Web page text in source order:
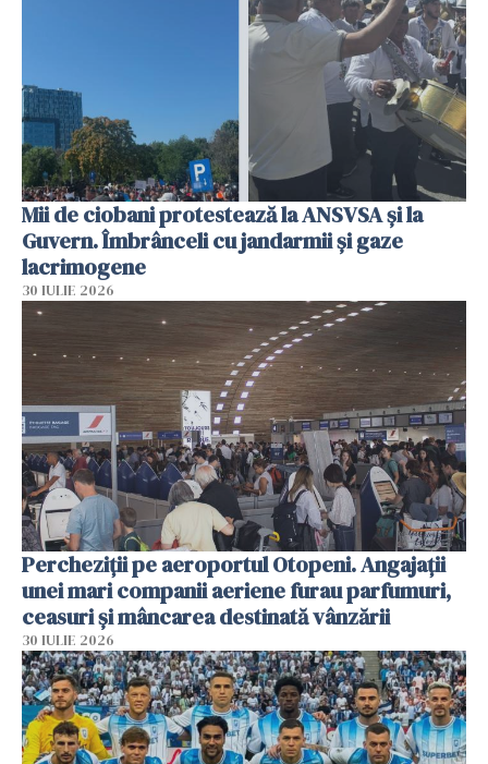
Mii de ciobani protestează la ANSVSA și la
Guvern. Îmbrânceli cu jandarmii și gaze
lacrimogene
30 IULIE 2026
Percheziții pe aeroportul Otopeni. Angajații
unei mari companii aeriene furau parfumuri,
ceasuri și mâncarea destinată vânzării
30 IULIE 2026